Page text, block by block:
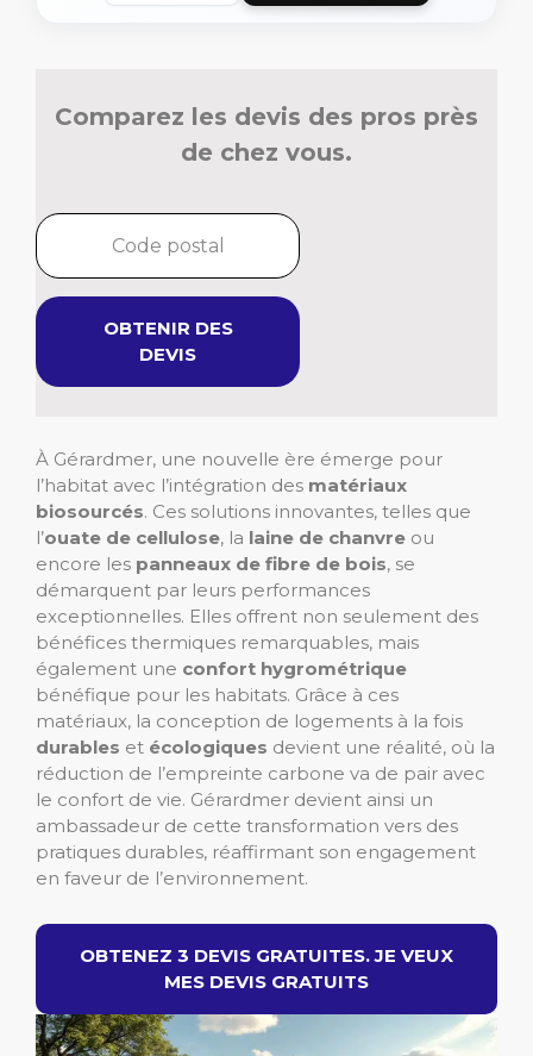
Comparez les devis des pros près
de chez vous.
OBTENIR DES
DEVIS
À Gérardmer, une nouvelle ère émerge pour
l’habitat avec l’intégration des matériaux
biosourcés. Ces solutions innovantes, telles que
l’ouate de cellulose, la laine de chanvre ou
encore les panneaux de fibre de bois, se
démarquent par leurs performances
exceptionnelles. Elles offrent non seulement des
bénéfices thermiques remarquables, mais
également une confort hygrométrique
bénéfique pour les habitats. Grâce à ces
matériaux, la conception de logements à la fois
durables et écologiques devient une réalité, où la
réduction de l’empreinte carbone va de pair avec
le confort de vie. Gérardmer devient ainsi un
ambassadeur de cette transformation vers des
pratiques durables, réaffirmant son engagement
en faveur de l’environnement.
OBTENEZ 3 DEVIS GRATUITES. JE VEUX
MES DEVIS GRATUITS